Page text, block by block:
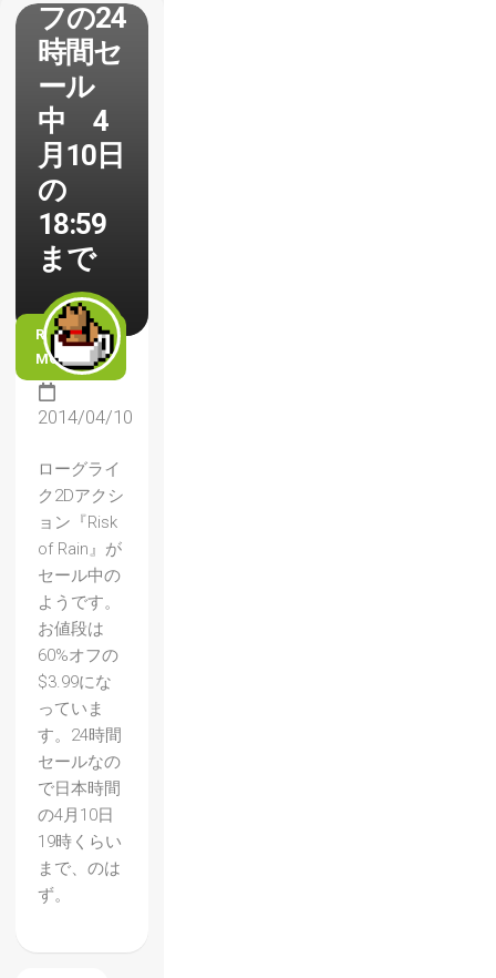
フの24
時間セ
ール
中 4
月10日
の
18:59
まで
READ
MORE
2014/04/10
ローグライ
ク2Dアクシ
ョン『Risk
of Rain』が
セール中の
ようです。
お値段は
60%オフの
$3.99にな
っていま
す。24時間
セールなの
で日本時間
の4月10日
19時くらい
まで、のは
ず。
【Mer
cenary
Kings
】2nd
インプ
レッシ
ョン